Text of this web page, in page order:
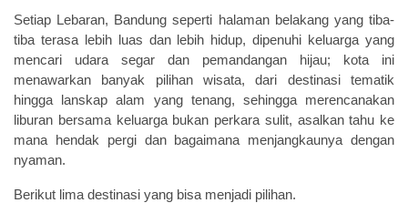
Setiap Lebaran, Bandung seperti halaman belakang yang tiba-
tiba terasa lebih luas dan lebih hidup, dipenuhi keluarga yang
mencari udara segar dan pemandangan hijau; kota ini
menawarkan banyak pilihan wisata, dari destinasi tematik
hingga lanskap alam yang tenang, sehingga merencanakan
liburan bersama keluarga bukan perkara sulit, asalkan tahu ke
mana hendak pergi dan bagaimana menjangkaunya dengan
nyaman.
Berikut lima destinasi yang bisa menjadi pilihan.